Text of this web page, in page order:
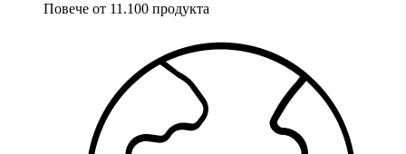
Повече от 11.100 продукта